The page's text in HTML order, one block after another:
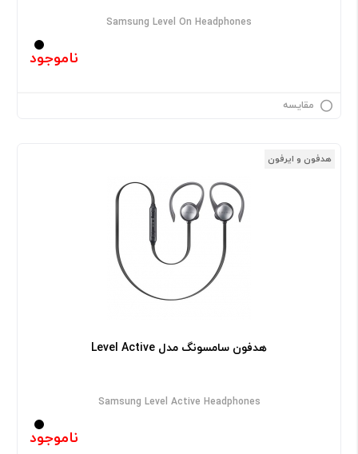
Samsung Level On Headphones
ناموجود
مقایسه
هدفون و ایرفون
هدفون سامسونگ مدل Level Active
Samsung Level Active Headphones
ناموجود